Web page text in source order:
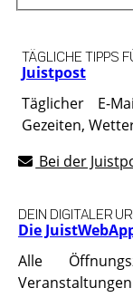
Juistpost
TÄGLICHE TIPPS
Täglicher E-
Gezeiten,
Bei der
Die
DEIN DIGITALER
Alle